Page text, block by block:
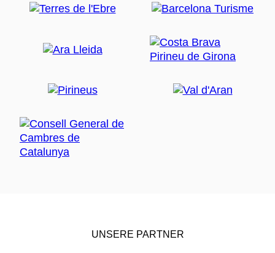
UNSERE PARTNER